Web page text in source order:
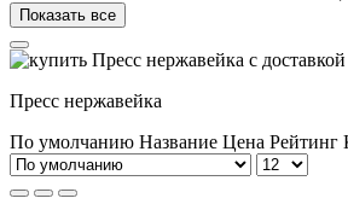
Показать все
Пресс нержавейка
По умолчанию Название Цена Рейтинг